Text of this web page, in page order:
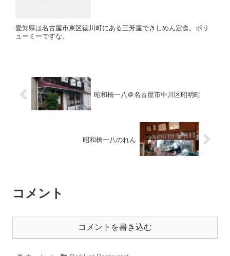
愛知県は名古屋市東区徳川町にある三芳屋できしめん定食。ボリ
ューミーですな。
昭和橋一八＠名古屋市中川区昭明町
昭和橋一八のれん
コメント
コメントを書き込む